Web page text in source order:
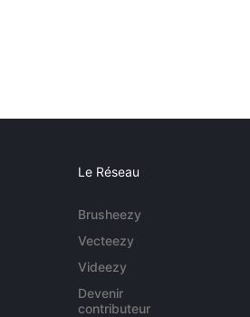
Le Réseau
Brusheezy
Vecteezy
Videezy
Devenir
contributeur